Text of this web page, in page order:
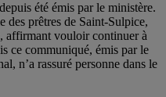
été émis par le ministère.
des prêtres de Saint-Sulpice,
affirmant vouloir continuer à
ce communiqué, émis par le
n’a rassuré personne dans le